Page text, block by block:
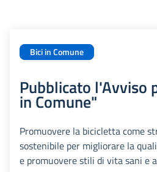
Bici in Comune
Pubblicato l'Avviso
in Comune"
Promuovere la bicicletta come
sostenibile per migliorare la
e promuovere stili di vita sani e